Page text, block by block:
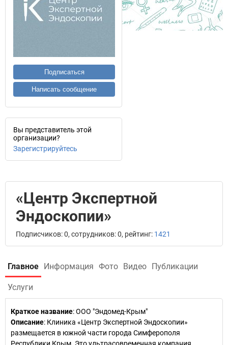
Подписаться
Написать сообщение
Вы представитель этой
организации?
Зарегистрируйтесь
«Центр Экспертной
Эндоскопии»
Подписчиков: 0, сотрудников: 0, рейтинг: 1421
Главное Информация Фото Видео Публикации
Услуги
Краткое название:ООО "Эндомед-Крым"
Описание: Клиника «Центр Экспертной Эндоскопии»
размещается в южной части города Симферополя